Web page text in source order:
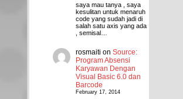
saya mau tanya , saya
kesulitan untuk menaruh
code yang sudah jadi di
salah satu axis yang ada
, semisal…
rosmaiti on Source:
Program Absensi
Karyawan Dengan
Visual Basic 6.0 dan
Barcode
February 17, 2014